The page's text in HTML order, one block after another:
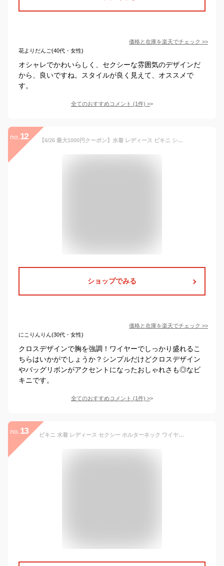
価格と在庫を楽天でチェック >>
花よりだんご(40代・女性)
オシャレでかわいらしく、セクシーな雰囲気のデザインだ
から、良いですね。スタイルが良く見えて、オススメで
す。
全てのおすすめコメント (1件) >
no. 12 【6/26 最大1000円クーポン】水着 レディース ビキニ シンプル 盛れる セクシー 黒 おしゃれ 中学生 可愛い 高校 短パン 無地 体型カバー 人気 ホルターネック ぽっちゃり 小胸 カバー バスト 20代 30代 40代 オトナ女子 大人可愛い きれいめ 大人 ビキニセット
ショップでみる
価格と在庫を楽天でチェック >>
にこりんりん(30代・女性)
クロスデザインで胸を強調！ワイヤーでしっかり盛れるこ
ちらはいかがでしょうか？シンプルだけどクロスデザイン
やバッグリボンがアクセントになったおしゃれさも◎なビ
キニです。
全てのおすすめコメント (1件) >
no. 13 ビキニ 水着 レディース セクシー ホルターネック ワイヤー入り ワイヤー パレオ パレオ付き 黒 白 3点セット タンキニ 個性 上下セット かわいい プール パッド ビーチ 海の日 温泉 ビーチ 沖縄 ビーチ 韓国 M L 2L df013t2t2t2/代引不可